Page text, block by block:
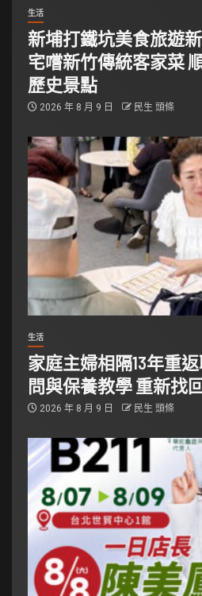
生活
新埔打鐵坑美食旅遊
宅嚐新竹傳統客家菜
歷史景點
2026 年 8 月 9 日 民生 頭條
生活
家庭主婦相隔13年重
問與保養教學 重新找
2026 年 8 月 9 日 民生 頭條